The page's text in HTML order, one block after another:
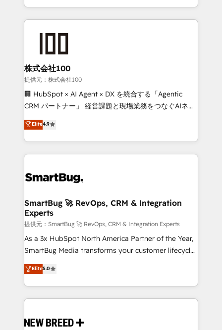
First, RevOps-led, Onboarding obsessed ★
Company of the Year 2024/25 INSIDEA helps
and build AI-powered workflows that drive adoption
from week one, in your time zone. What we do ➤
Onboarding: Live in weeks, with workflows built
around your business, not a template. ➤ Migration:
Move from any legacy CRM. Zero downtime, full data
run your revenue process. Sales, marketing, and
service wired together. ➤ AI and Integrations: Layer
tune-ups, feature rollouts, adoption coaching. Buying
HubSpot, switching to it, or reviving a stale portal?
We are built for the work.
株式会社100
提供元：株式会社100
🏢 HubSpot × AI Agent × DX を統合する「Agentic
CRM パートナー」 経営課題と現場業務をつなぐAIネイ
ティブ・エージェンシーとして、HubSpot Eliteの実装
力で顧客フロント業務を再設計します。 💡 100inc は何
をする会社か？ HubSpotを共通基盤に、AIエージェン
トを組み込んだ顧客フロント業務（マーケティング・営
ィブ・エージェンシーです。事業部・グループ会社・部
を、CRMを軸とした全社共通基盤に再構築します。意
思決定者・PMO・現場担当者に並走します。 1️⃣
HubSpot導入・活用支援 顧客データの一元化から、
GTMの見える化・自動化まで。全Hub統合運用、デー
タ品質設計、グループ横断のCRM統合に対応します。
の一部をAIが自律実行する組織への移行を設計・実装。
Breeze・Claude等をHubSpotと連携させ、役割定義・
革を、構想から実装・定着までPMOとして主導。「設
Elite4.9
SmartBug 🚀 RevOps, CRM & Integration
Experts
提供元：SmartBug 🚀 RevOps, CRM & Integration Experts
As a 3x HubSpot North America Partner of the Year,
SmartBug Media transforms your customer lifecycle
into a revenue engine. Our unified ecosystem
includes specialized divisions Globalia (AI &
Software) and Point Success Media (Paid Media),
making this the official home for all three brands. 🔄
and system integrations powered by Globalia’s
Elite5.0